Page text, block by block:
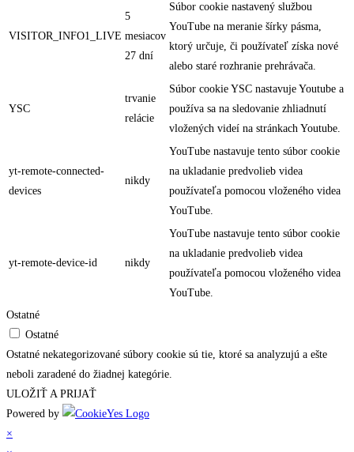
VISITOR_INFO1_LIVE
5
mesiacov
27 dní
Súbor cookie nastavený službou
YouTube na meranie šírky pásma,
ktorý určuje, či používateľ získa nové
alebo staré rozhranie prehrávača.
YSC
trvanie
relácie
Súbor cookie YSC nastavuje Youtube a
používa sa na sledovanie zhliadnutí
vložených videí na stránkach Youtube.
yt-remote-connected-
devices
nikdy
YouTube nastavuje tento súbor cookie
na ukladanie predvolieb videa
používateľa pomocou vloženého videa
YouTube.
yt-remote-device-id nikdy
YouTube nastavuje tento súbor cookie
na ukladanie predvolieb videa
používateľa pomocou vloženého videa
YouTube.
Ostatné
Ostatné
Ostatné nekategorizované súbory cookie sú tie, ktoré sa analyzujú a ešte
neboli zaradené do žiadnej kategórie.
ULOŽIŤ A PRIJAŤ
Powered by
×